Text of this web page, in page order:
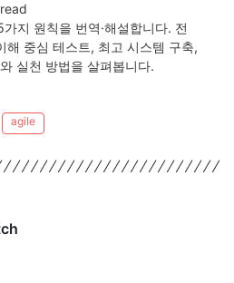
지 원칙을 번역·해설합니다. 전
해 중심 테스트, 최고 시스템 구축,
실천 방법을 살펴봅니다.
agile